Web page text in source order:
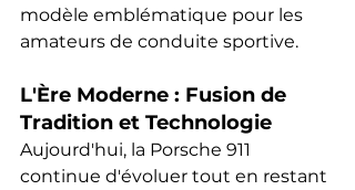
modèle emblématique pour les
amateurs de conduite sportive.
L'Ère Moderne : Fusion de
Tradition et Technologie
Aujourd'hui, la Porsche 911
continue d'évoluer tout en restant